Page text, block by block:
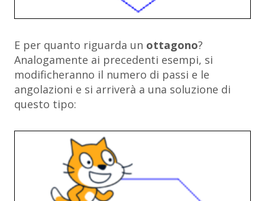
E per quanto riguarda un ottagono?
Analogamente ai precedenti esempi, si
modificheranno il numero di passi e le
angolazioni e si arriverà a una soluzione di
questo tipo: